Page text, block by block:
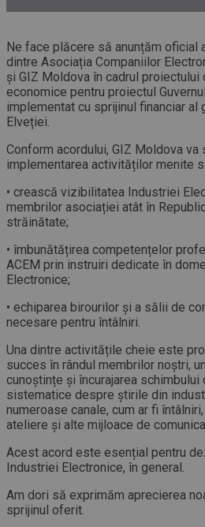
Ne face plăcere să anunțăm oficial
dintre Asociația Companiilor
și GIZ Moldova în cadrul
economice pentru proiectul
implementat cu sprijinul financiar al
Elveției.
Conform acordului, GIZ Moldova va
implementarea activităților menite
• crească vizibilitatea Industriei
membrilor asociației atât în
străinătate;
• îmbunătățirea competențelor
ACEM prin instruiri dedicate în
Electronice;
• echiparea birourilor și a sălii de
necesare pentru întâlniri.
Una dintre activitățile cheie este
succes în rândul membrilor noștri,
cunoștințe și încurajarea
sistematice despre știrile din
numeroase canale, cum ar fi
ateliere și alte mijloace de
Acest acord este esențial pentru
Industriei Electronice, în general.
Am dori să exprimăm aprecierea
sprijinul oferit.